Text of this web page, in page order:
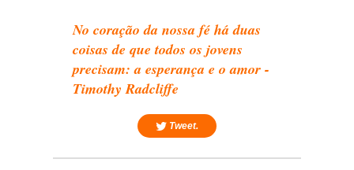
No coração da nossa fé há duas
coisas de que todos os jovens
precisam: a esperança e o amor -
Timothy Radcliffe
Tweet.